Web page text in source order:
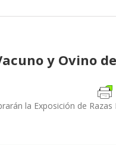
y Ovino
la Exposición de